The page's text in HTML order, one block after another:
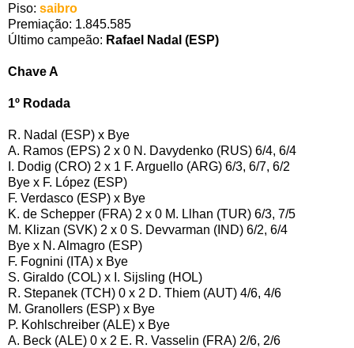
Piso: saibro
Premiação: 1.845.585
Último campeão: Rafael Nadal (ESP)
Chave A
1º Rodada
R. Nadal (ESP) x Bye
A. Ramos (EPS) 2 x 0 N. Davydenko (RUS) 6/4, 6/4
I. Dodig (CRO) 2 x 1 F. Arguello (ARG) 6/3, 6/7, 6/2
Bye x F. López (ESP)
F. Verdasco (ESP) x Bye
K. de Schepper (FRA) 2 x 0 M. Llhan (TUR) 6/3, 7/5
M. Klizan (SVK) 2 x 0 S. Devvarman (IND) 6/2, 6/4
Bye x N. Almagro (ESP)
F. Fognini (ITA) x Bye
S. Giraldo (COL) x I. Sijsling (HOL)
R. Stepanek (TCH) 0 x 2 D. Thiem (AUT) 4/6, 4/6
M. Granollers (ESP) x Bye
P. Kohlschreiber (ALE) x Bye
A. Beck (ALE) 0 x 2 E. R. Vasselin (FRA) 2/6, 2/6